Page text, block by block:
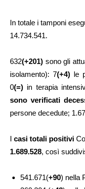
In totale i tamponi
14.734.541.
632(+201) sono gli
isolamento): 7(+4) le
0(=) in terapia
sono verificati
persone decedute;
I casi totali positivi
1.689.528, così
541.671(+90) nella